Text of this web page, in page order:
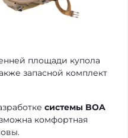
площади купола
запасной комплект
системы BOA
комфортная